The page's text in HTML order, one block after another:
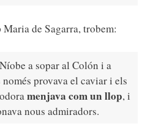
Maria de Sagarra, trobem:
a sopar al Colón i a
provava el caviar i els
menjava com un llop, i
nous admiradors.